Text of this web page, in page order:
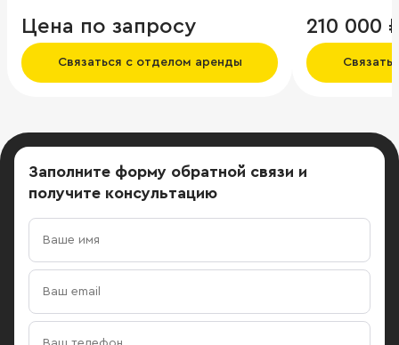
Цена по запросу
Связаться с отделом аренды
210 000
Заполните форму обратной связи и
получите консультацию